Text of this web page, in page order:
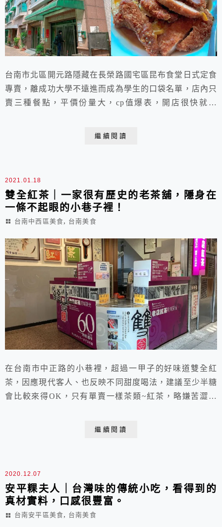
台南市北區開元路隱藏在長榮路國宅區昆布食堂日式定食
專賣，離成功大學不遠進而成為學生的口袋名單，店內只
賣三種餐點，平價份量大，cp值爆表，開店很快就完
繼續閱讀
2021.01.18
雙全紅茶｜一家很有歷史的老茶舖，隱身在
一條不起眼的小巷子裡！
台南中西區美食, 台南美食
在台南市中正路的小巷裡，超過一甲子的好味道雙全紅
茶，因應現代客人、也反映不同甜度喝法，建議至少半糖
會比較來得OK，只有單賣一樣茶類~紅茶，略嫌苦澀，
繼續閱讀
2020.12.07
安平粿夫人｜台灣味的傳統小吃，看得到的
真材實料，口感很豐富。
台南安平區美食, 台南美食